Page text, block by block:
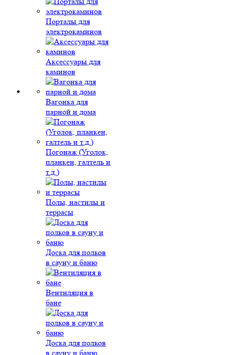
Порталы для
электрокаминов
Аксессуары для
каминов
Вагонка для
парной и дома
Погонаж (Уголок,
планкен, галтель и
т.д.)
Полы, настилы и
террасы
Доска для полков
в сауну и баню
Вентиляция в
бане
Доска для полков
в сауну и баню